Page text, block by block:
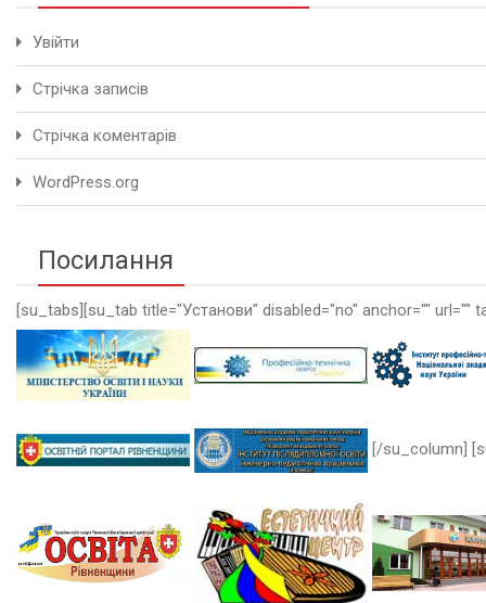
Увійти
Стрічка записів
Стрічка коментарів
WordPress.org
Посилання
[su_tabs][su_tab title="Установи" disabled="no" anchor=""
[/su_column]